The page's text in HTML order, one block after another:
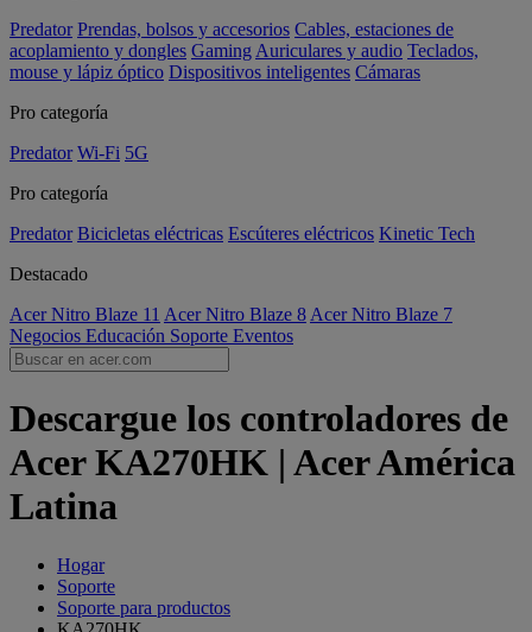
Predator Prendas, bolsos y accesorios Cables, estaciones de
acoplamiento y dongles Gaming Auriculares y audio Teclados,
mouse y lápiz óptico Dispositivos inteligentes Cámaras
Pro categoría
Predator Wi-Fi 5G
Pro categoría
Predator Bicicletas eléctricas Escúteres eléctricos Kinetic Tech
Destacado
Acer Nitro Blaze 11 Acer Nitro Blaze 8 Acer Nitro Blaze 7
Negocios Educación Soporte Eventos
Descargue los controladores de
Acer KA270HK | Acer América
Latina
Hogar
Soporte
Soporte para productos